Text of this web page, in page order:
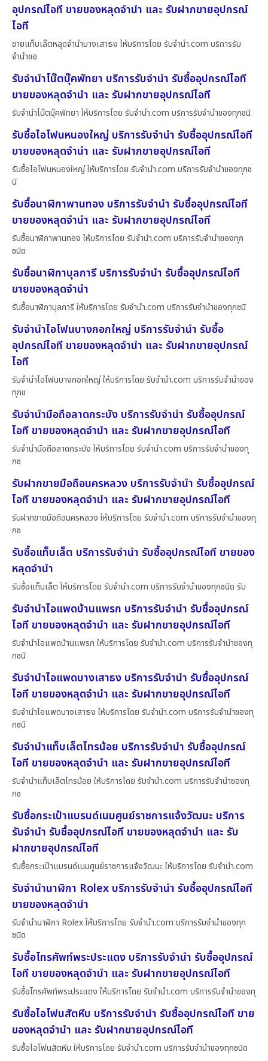
อุปกรณ์ไอที ขายของหลุดจำนำ และ รับฝากขายอุปกรณ์
ไอที
ขายแท็บเล็ตหลุดจำนำบางเสาธง ให้บริการโดย รับจํานํา.com บริการรับ
จำนำขอ
รับจำนำโน๊ตบุ๊คพัทยา บริการรับจำนำ รับซื้ออุปกรณ์ไอที
ขายของหลุดจำนำ และ รับฝากขายอุปกรณ์ไอที
รับจำนำโน๊ตบุ๊คพัทยา ให้บริการโดย รับจํานํา.com บริการรับจำนำของทุกชนิ
รับซื้อไอโฟนหนองใหญ่ บริการรับจำนำ รับซื้ออุปกรณ์ไอที
ขายของหลุดจำนำ และ รับฝากขายอุปกรณ์ไอที
รับซื้อไอโฟนหนองใหญ่ ให้บริการโดย รับจํานํา.com บริการรับจำนำของทุกช
นิ
รับซื้อนาฬิกาพานทอง บริการรับจำนำ รับซื้ออุปกรณ์ไอที
ขายของหลุดจำนำ และ รับฝากขายอุปกรณ์ไอที
รับซื้อนาฬิกาพานทอง ให้บริการโดย รับจํานํา.com บริการรับจำนำของทุก
ชนิด
รับซื้อนาฬิกาบุลการี บริการรับจำนำ รับซื้ออุปกรณ์ไอที
ขายของหลุดจำนำ
รับซื้อนาฬิกาบุลการี ให้บริการโดย รับจํานํา.com บริการรับจำนำของทุกชนิ
รับจำนำไอโฟนบางกอกใหญ่ บริการรับจำนำ รับซื้อ
อุปกรณ์ไอที ขายของหลุดจำนำ และ รับฝากขายอุปกรณ์
ไอที
รับจำนำไอโฟนบางกอกใหญ่ ให้บริการโดย รับจํานํา.com บริการรับจำนำของ
ทุกช
รับจำนำมือถือลาดกระบัง บริการรับจำนำ รับซื้ออุปกรณ์
ไอที ขายของหลุดจำนำ และ รับฝากขายอุปกรณ์ไอที
รับจำนำมือถือลาดกระบัง ให้บริการโดย รับจํานํา.com บริการรับจำนำของทุ
กช
รับฝากขายมือถือนครหลวง บริการรับจำนำ รับซื้ออุปกรณ์
ไอที ขายของหลุดจำนำ และ รับฝากขายอุปกรณ์ไอที
รับฝากขายมือถือนครหลวง ให้บริการโดย รับจํานํา.com บริการรับจำนำของทุ
กช
รับซื้อแท็บเล็ต บริการรับจำนำ รับซื้ออุปกรณ์ไอที ขายของ
หลุดจำนำ
รับซื้อแท็บเล็ต ให้บริการโดย รับจํานํา.com บริการรับจำนำของทุกชนิด รับ
รับจำนำไอแพดบ้านแพรก บริการรับจำนำ รับซื้ออุปกรณ์
ไอที ขายของหลุดจำนำ และ รับฝากขายอุปกรณ์ไอที
รับจำนำไอแพดบ้านแพรก ให้บริการโดย รับจํานํา.com บริการรับจำนำของทุ
กชนิ
รับจำนำไอแพดบางเสาธง บริการรับจำนำ รับซื้ออุปกรณ์
ไอที ขายของหลุดจำนำ และ รับฝากขายอุปกรณ์ไอที
รับจำนำไอแพดบางเสาธง ให้บริการโดย รับจํานํา.com บริการรับจำนำของทุ
กชนิ
รับจำนำแท็บเล็ตไทรน้อย บริการรับจำนำ รับซื้ออุปกรณ์
ไอที ขายของหลุดจำนำ และ รับฝากขายอุปกรณ์ไอที
รับจำนำแท็บเล็ตไทรน้อย ให้บริการโดย รับจํานํา.com บริการรับจำนำของทุ
กช
รับซื้อกระเป๋าแบรนด์เนมศูนย์ราชการแจ้งวัฒนะ บริการ
รับจำนำ รับซื้ออุปกรณ์ไอที ขายของหลุดจำนำ และ รับ
ฝากขายอุปกรณ์ไอที
รับซื้อกระเป๋าแบรนด์เนมศูนย์ราชการแจ้งวัฒนะ ให้บริการโดย รับจํานํา.com
รับจำนำนาฬิกา Rolex บริการรับจำนำ รับซื้ออุปกรณ์ไอที
ขายของหลุดจำนำ
รับจำนำนาฬิกา Rolex ให้บริการโดย รับจํานํา.com บริการรับจำนำของทุก
ชนิด
รับซื้อโทรศัพท์พระประแดง บริการรับจำนำ รับซื้ออุปกรณ์
ไอที ขายของหลุดจำนำ และ รับฝากขายอุปกรณ์ไอที
รับซื้อโทรศัพท์พระประแดง ให้บริการโดย รับจํานํา.com บริการรับจำนำของทุ
รับซื้อไอโฟนสัตหีบ บริการรับจำนำ รับซื้ออุปกรณ์ไอที ขาย
ของหลุดจำนำ และ รับฝากขายอุปกรณ์ไอที
รับซื้อไอโฟนสัตหีบ ให้บริการโดย รับจํานํา.com บริการรับจำนำของทุกชนิด